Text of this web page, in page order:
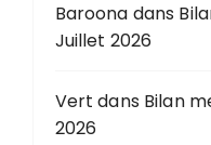
Baroona dans
Juillet 2026
Vert dans Bilan
2026